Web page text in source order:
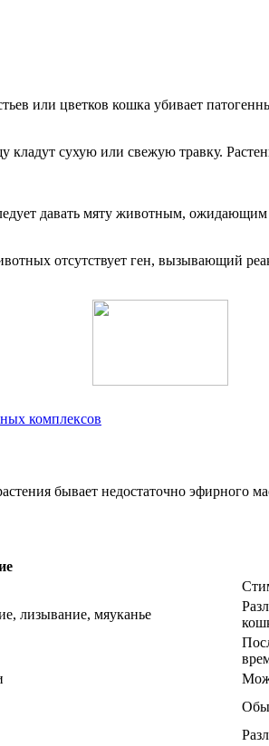
или цветков кошка убивает
сухую или свежую травку.
давать мяту животным,
отсутствует ген, вызывающий
комплексов
бывает недостаточно эфирного
лизывание, мяуканье